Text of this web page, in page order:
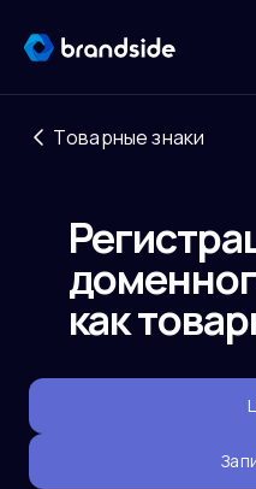
Товарные знаки
как